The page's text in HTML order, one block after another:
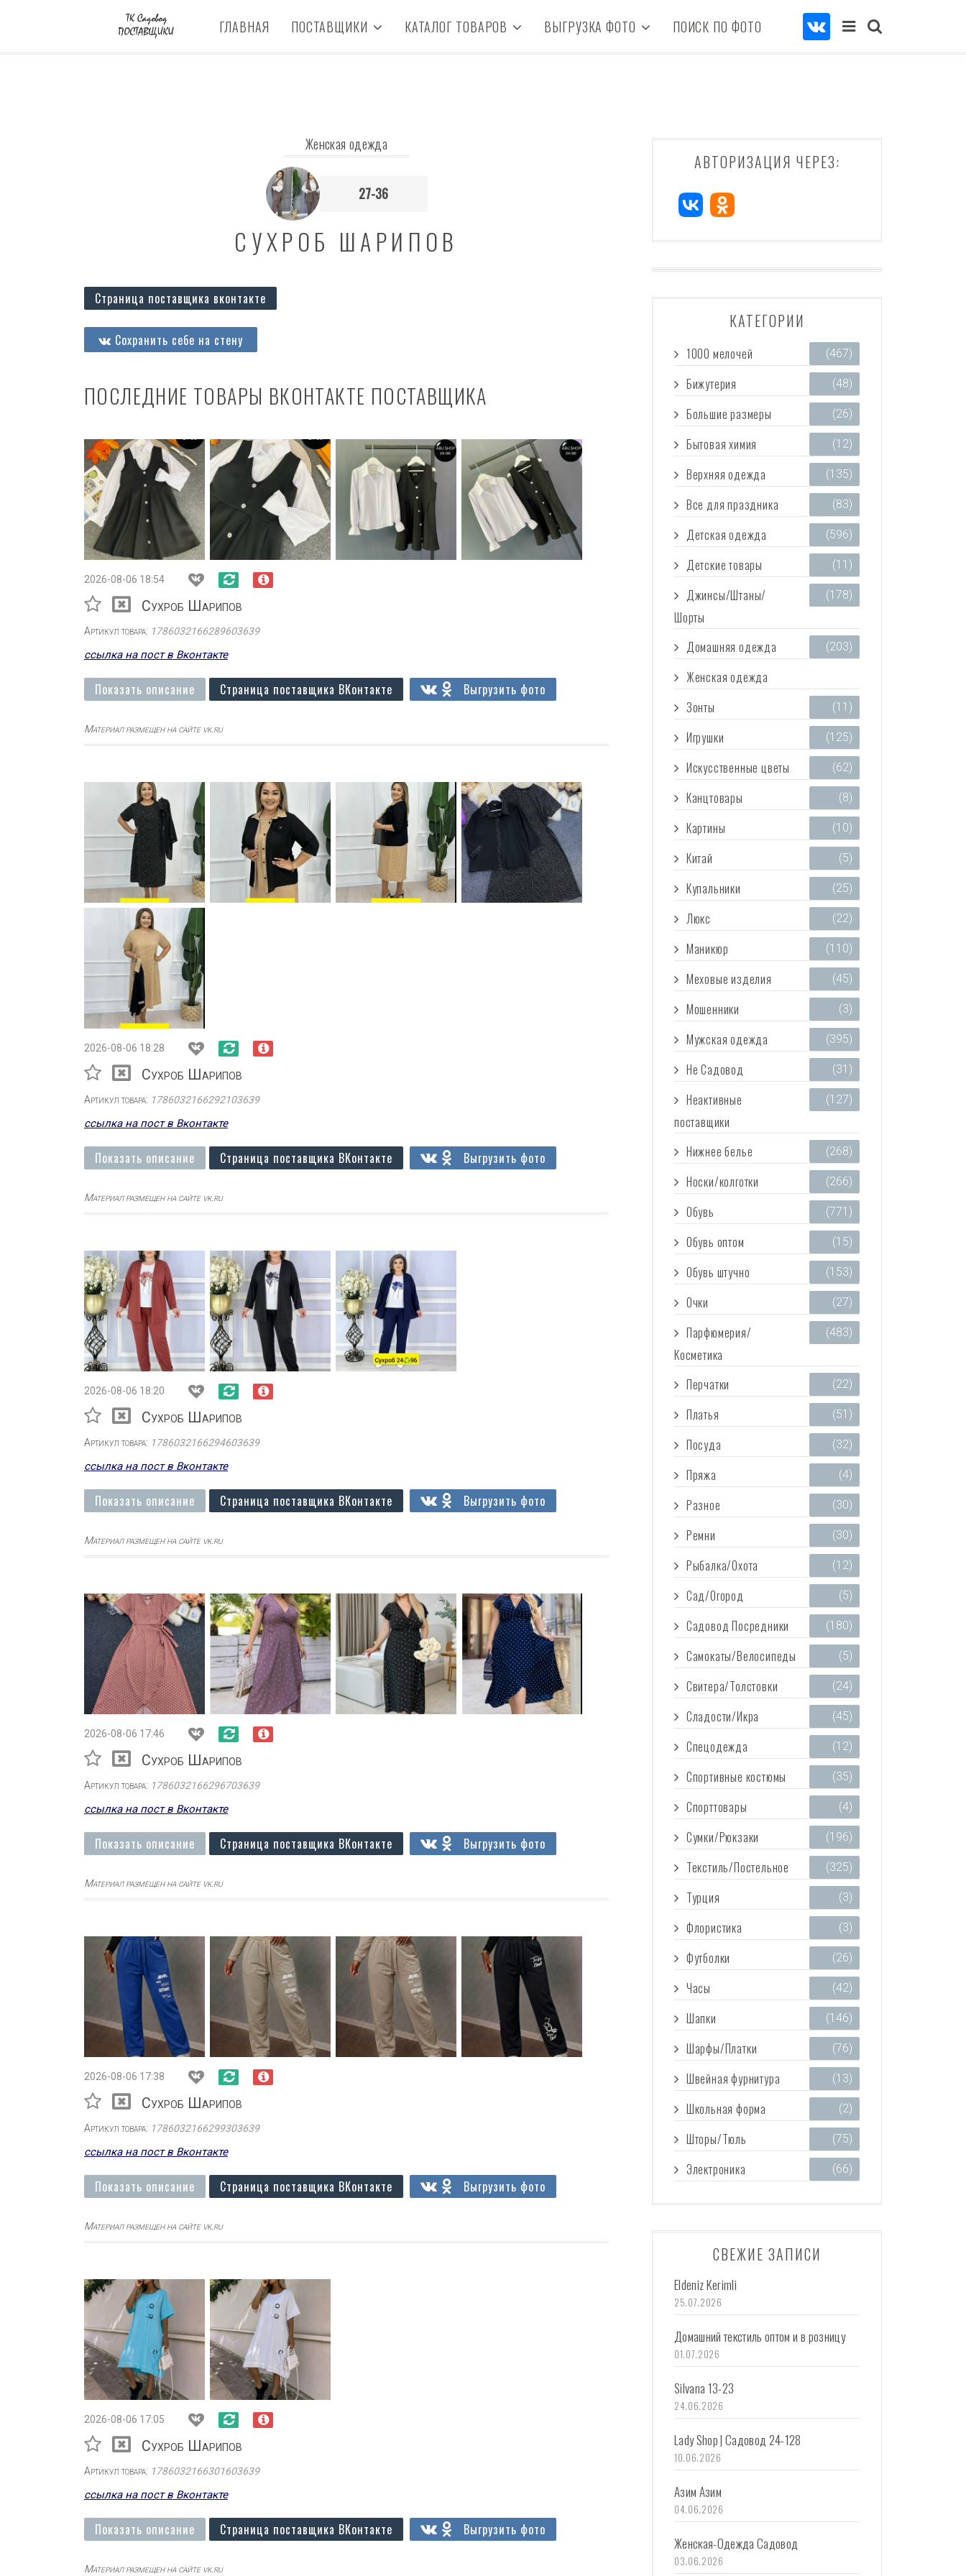
ГЛАВНАЯ ПОСТАВЩИКИ КАТАЛОГ ТОВАРОВ ВЫГРУЗКА ФОТО ПОИСК ПО ФОТО
Женская одежда
27-36
СУХРОБ ШАРИПОВ
Страница поставщика вконтакте
Сохранить себе на стену
ПОСЛЕДНИЕ ТОВАРЫ ВКОНТАКТЕ ПОСТАВЩИКА
2026-08-06 18:54
Сухроб Шарипов
Артикул товара: 1786032166289603639
ссылка на пост в Вконтакте
Показать описание Страница поставщика ВКонтакте Выгрузить фото
Материал размещен на сайте vk.ru
2026-08-06 18:28
Сухроб Шарипов
Артикул товара: 1786032166292103639
ссылка на пост в Вконтакте
Показать описание Страница поставщика ВКонтакте Выгрузить фото
Материал размещен на сайте vk.ru
2026-08-06 18:20
Сухроб Шарипов
Артикул товара: 1786032166294603639
ссылка на пост в Вконтакте
Показать описание Страница поставщика ВКонтакте Выгрузить фото
Материал размещен на сайте vk.ru
2026-08-06 17:46
Сухроб Шарипов
Артикул товара: 1786032166296703639
ссылка на пост в Вконтакте
Показать описание Страница поставщика ВКонтакте Выгрузить фото
Материал размещен на сайте vk.ru
2026-08-06 17:38
Сухроб Шарипов
Артикул товара: 1786032166299303639
ссылка на пост в Вконтакте
Показать описание Страница поставщика ВКонтакте Выгрузить фото
Материал размещен на сайте vk.ru
2026-08-06 17:05
Сухроб Шарипов
Артикул товара: 1786032166301603639
ссылка на пост в Вконтакте
Показать описание Страница поставщика ВКонтакте Выгрузить фото
Материал размещен на сайте vk.ru
АВТОРИЗАЦИЯ ЧЕРЕЗ:
КАТЕГОРИИ
1000 мелочей (467)
Бижутерия (48)
Большие размеры (26)
Бытовая химия (12)
Верхняя одежда (135)
Все для праздника (83)
Детская одежда (596)
Детские товары (11)
Джинсы/Штаны/
Шорты
(178)
Домашняя одежда (203)
Женская одежда
Зонты (11)
Игрушки (125)
Искусственные цветы (62)
Канцтовары (8)
Картины (10)
Китай (5)
Купальники (25)
Люкс (22)
Маникюр (110)
Меховые изделия (45)
Мошенники (3)
Мужская одежда (395)
Не Садовод (31)
Неактивные
поставщики
(127)
Нижнее белье (268)
Носки/колготки (266)
Обувь (771)
Обувь оптом (15)
Обувь штучно (153)
Очки (27)
Парфюмерия/
Косметика
(483)
Перчатки (22)
Платья (51)
Посуда (32)
Пряжа (4)
Разное (30)
Ремни (30)
Рыбалка/Охота (12)
Сад/Огород (5)
Садовод Посредники (180)
Самокаты/Велосипеды (5)
Свитера/Толстовки (24)
Сладости/Икра (45)
Спецодежда (12)
Спортивные костюмы (35)
Спорттовары (4)
Сумки/Рюкзаки (196)
Текстиль/Постельное (325)
Турция (3)
Флористика (3)
Футболки (26)
Часы (42)
Шапки (146)
Шарфы/Платки (76)
Швейная фурнитура (13)
Школьная форма (2)
Шторы/Тюль (75)
Электроника (66)
СВЕЖИЕ ЗАПИСИ
Eldeniz Kerimli
25.07.2026
Домашний текстиль оптом и в розницу
01.07.2026
Silvana 13-23
24.06.2026
Lady Shop | Садовод 24-128
10.06.2026
Азим Азим
04.06.2026
Женская-Одежда Садовод
03.06.2026